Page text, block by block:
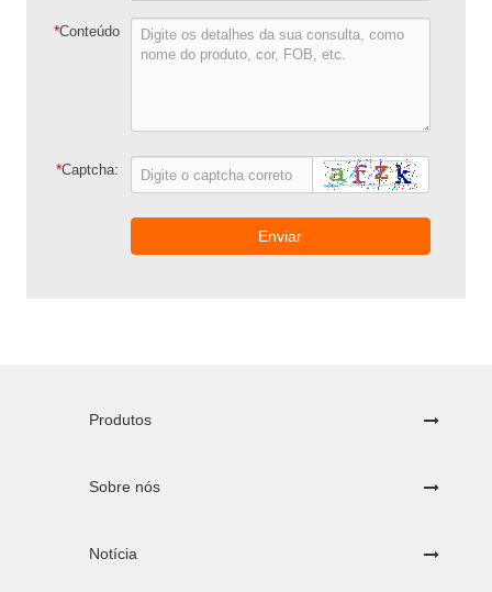
*Conteúdo
*Captcha:
Enviar
Produtos
Sobre nós
Notícia